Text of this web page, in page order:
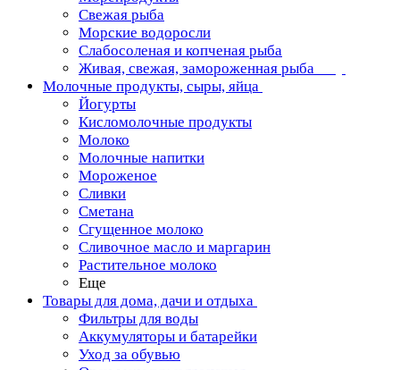
Свежая рыба
Морские водоросли
Слабосоленая и копченая рыба
Живая, свежая, замороженная рыба
Молочные продукты, сыры, яйца
Йогурты
Кисломолочные продукты
Молоко
Молочные напитки
Мороженое
Сливки
Сметана
Сгущенное молоко
Сливочное масло и маргарин
Растительное молоко
Еще
Товары для дома, дачи и отдыха
Фильтры для воды
Аккумуляторы и батарейки
Уход за обувью